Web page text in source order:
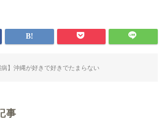
病】沖縄が好きで好きでたまらない
事